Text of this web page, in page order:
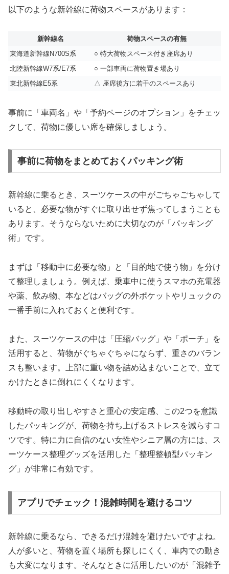
以下のような新幹線に荷物スペースがあります：
新幹線名
荷物スペースの有無
東海道新幹線N700S系
○ 特大荷物スペース付き座席あり
北陸新幹線W7系/E7系
○ 一部車両に荷物置き場あり
東北新幹線E5系
△ 座席後方に若干のスペースあり
事前に「車両名」や「予約ページのオプション」をチェッ
クして、荷物に優しい席を確保しましょう。
事前に荷物をまとめておくパッキング術
新幹線に乗るとき、スーツケースの中がごちゃごちゃして
いると、必要な物がすぐに取り出せず焦ってしまうことも
あります。そうならないために大切なのが「パッキング
術」です。
まずは「移動中に必要な物」と「目的地で使う物」を分け
て整理しましょう。例えば、乗車中に使うスマホの充電器
や薬、飲み物、本などはバッグの外ポケットやリュックの
一番手前に入れておくと便利です。
また、スーツケースの中は「圧縮バッグ」や「ポーチ」を
活用すると、荷物がぐちゃぐちゃにならず、重さのバラン
スも整います。上部に重い物を詰め込まないことで、立て
かけたときに倒れにくくなります。
移動時の取り出しやすさと重心の安定感、この2つを意識
したパッキングが、荷物を持ち上げるストレスを減らすコ
ツです。特に力に自信のない女性やシニア層の方には、ス
ーツケース整理グッズを活用した「整理整頓型パッキン
グ」が非常に有効です。
アプリでチェック！混雑時間を避けるコツ
新幹線に乗るなら、できるだけ混雑を避けたいですよね。
人が多いと、荷物を置く場所も探しにくく、車内での動き
も大変になります。そんなときに活用したいのが「混雑予